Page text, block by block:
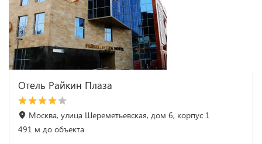
Отель Райкин Плаза
Москва, улица Шереметьевская, дом 6, корпус 1
491 м до объекта